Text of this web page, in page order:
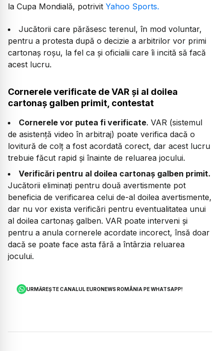
la Cupa Mondială, potrivit Yahoo Sports.
Jucătorii care părăsesc terenul, în mod voluntar,
pentru a protesta după o decizie a arbitrilor vor primi
cartonaş roşu, la fel ca şi oficialii care îi incită să facă
acest lucru.
Cornerele verificate de VAR și al doilea
cartonaș galben primit, contestat
Cornerele vor putea fi verificate. VAR (sistemul
de asistență video în arbitraj) poate verifica dacă o
lovitură de colț a fost acordată corect, dar acest lucru
trebuie făcut rapid și înainte de reluarea jocului.
Verificări pentru al doilea cartonaș galben primit.
Jucătorii eliminați pentru două avertismente pot
beneficia de verificarea celui de-al doilea avertismente,
dar nu vor exista verificări pentru eventualitatea unui
al doilea cartonaș galben. VAR poate interveni și
pentru a anula cornerele acordate incorect, însă doar
dacă se poate face asta fără a întârzia reluarea
jocului.
URMĂREȘTE CANALUL EURONEWS ROMÂNIA PE WHATSAPP!